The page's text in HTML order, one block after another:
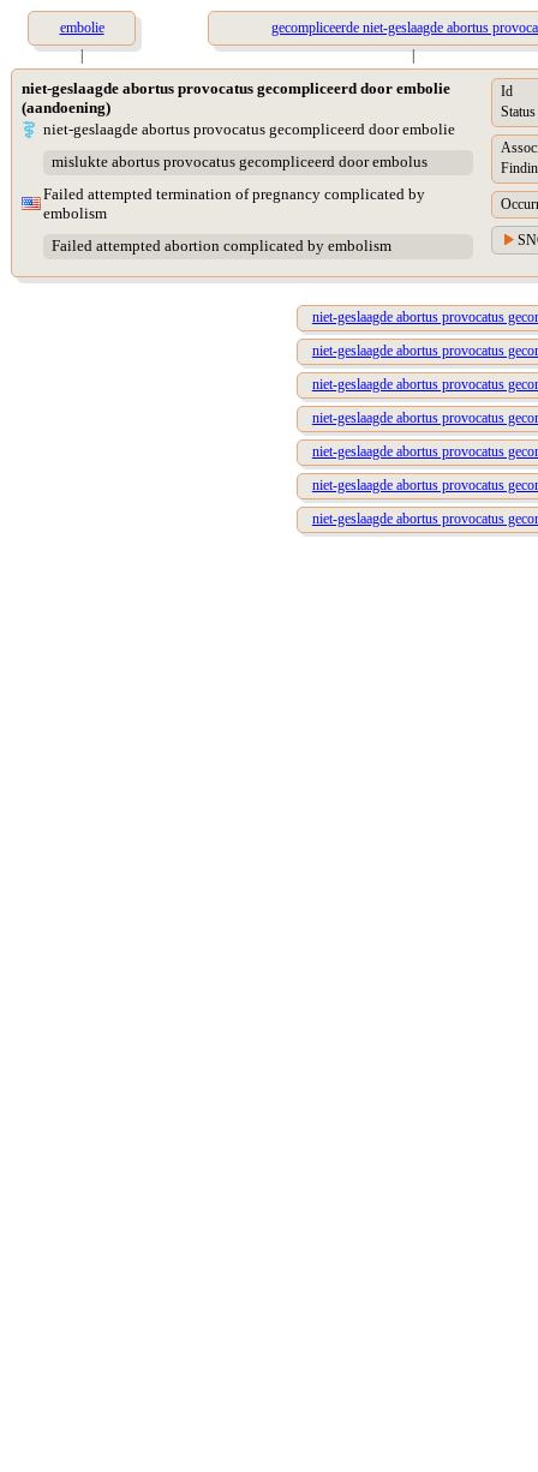
embolie
gecompliceerde niet-geslaagde abortus
|
|
niet-geslaagde abortus provocatus gecompliceerd door embolie
(aandoening)
niet-geslaagde abortus provocatus gecompliceerd door embolie
mislukte abortus provocatus gecompliceerd door embolus
Failed attempted termination of pregnancy complicated by
embolism
Failed attempted abortion complicated by embolism
Id
Status
niet-geslaagde abortus provocatus
niet-geslaagde abortus provocatus
niet-geslaagde abortus provocatus
niet-geslaagde abortus provocatus
niet-geslaagde abortus provocatus
niet-geslaagde abortus provocatus
niet-geslaagde abortus provocatus